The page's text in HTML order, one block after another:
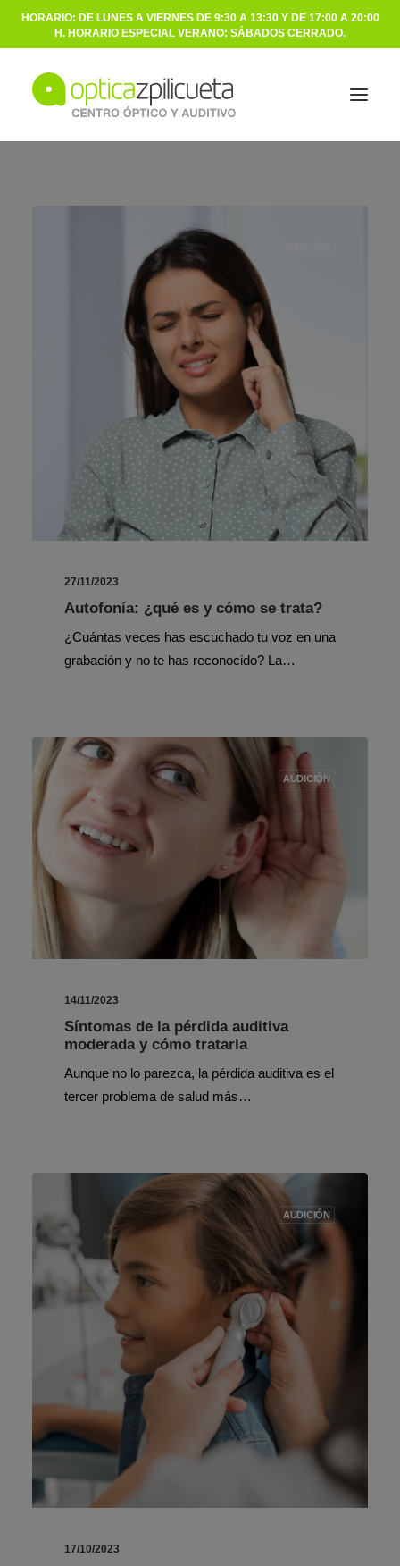
HORARIO: DE LUNES A VIERNES DE 9:30 A 13:30 Y DE 17:00 A 20:00
H. HORARIO ESPECIAL VERANO: SÁBADOS CERRADO.
AUDICIÓN
NOSOTROS
BLOG
CONTACTO
27/11/2023
Autofonía: ¿qué es y cómo se trata?
¿Cuántas veces has escuchado tu voz en una
grabación y no te has reconocido? La…
AUDICIÓN
14/11/2023
Síntomas de la pérdida auditiva
moderada y cómo tratarla
Aunque no lo parezca, la pérdida auditiva es el
tercer problema de salud más…
AUDICIÓN
17/10/2023